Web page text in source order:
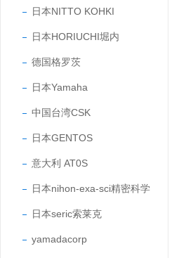
日本NITTO KOHKI
日本HORIUCHI堀内
德国格罗茨
日本Yamaha
中国台湾CSK
日本GENTOS
意大利 AT0S
日本nihon-exa-sci精密科学
日本seric索莱克
yamadacorp